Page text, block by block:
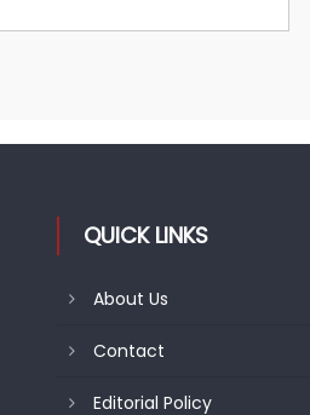
QUICK LINKS
About Us
Contact
Editorial Policy